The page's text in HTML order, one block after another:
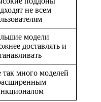
не всем
модели
доставлять и
так много моделей